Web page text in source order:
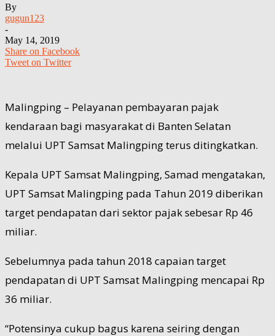
By
gugun123
-
May 14, 2019
Share on Facebook
Tweet on Twitter
Malingping – Pelayanan pembayaran pajak
kendaraan bagi masyarakat di Banten Selatan
melalui UPT Samsat Malingping terus ditingkatkan.
Kepala UPT Samsat Malingping, Samad mengatakan,
UPT Samsat Malingping pada Tahun 2019 diberikan
target pendapatan dari sektor pajak sebesar Rp 46
miliar.
Sebelumnya pada tahun 2018 capaian target
pendapatan di UPT Samsat Malingping mencapai Rp
36 miliar.
“Potensinya cukup bagus karena seiring dengan